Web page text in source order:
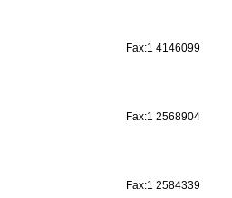
Fax:1 4146099
Fax:1 2568904
Fax:1 2584339